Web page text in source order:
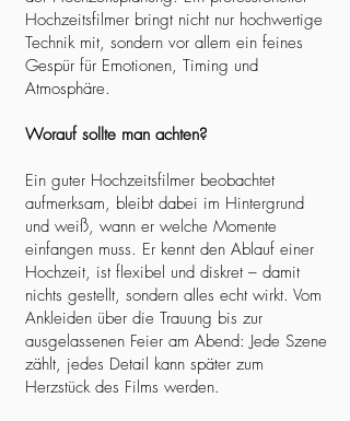
Hochzeitsfilmer bringt nicht nur hochwertige
Technik mit, sondern vor allem ein feines
Gespür für Emotionen, Timing und
Atmosphäre.
Worauf sollte man achten?
Ein guter Hochzeitsfilmer beobachtet
aufmerksam, bleibt dabei im Hintergrund
und weiß, wann er welche Momente
einfangen muss. Er kennt den Ablauf einer
Hochzeit, ist flexibel und diskret – damit
nichts gestellt, sondern alles echt wirkt. Vom
Ankleiden über die Trauung bis zur
ausgelassenen Feier am Abend: Jede Szene
zählt, jedes Detail kann später zum
Herzstück des Films werden.